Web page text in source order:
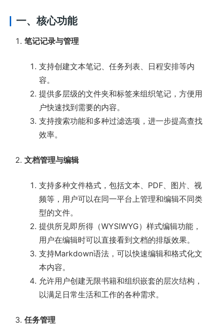
一、核心功能
笔记记录与管理
支持创建文本笔记、任务列表、日程安排等内
容。
提供多层级的文件夹和标签来组织笔记，方便用
户快速找到需要的内容。
支持搜索功能和多种过滤选项，进一步提高查找
效率。
文档管理与编辑
支持多种文件格式，包括文本、PDF、图片、视
频等，用户可以在同一平台上管理和编辑不同类
型的文件。
提供所见即所得（WYSIWYG）样式编辑功能，
用户在编辑时可以直接看到文档的排版效果。
支持Markdown语法，可以快速编辑和格式化文
本内容。
允许用户创建无限书籍和组织嵌套的层次结构，
以满足日常生活和工作的各种需求。
任务管理